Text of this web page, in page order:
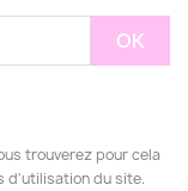
trouverez pour cela
d'utilisation du site.